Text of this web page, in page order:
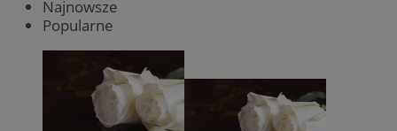
Najnowsze
Popularne